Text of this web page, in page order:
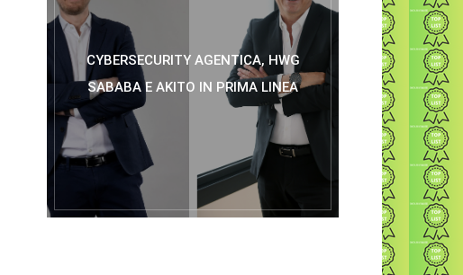
CYBERSECURITY AGENTICA, HWG
SABABA E AKITO IN PRIMA LINEA